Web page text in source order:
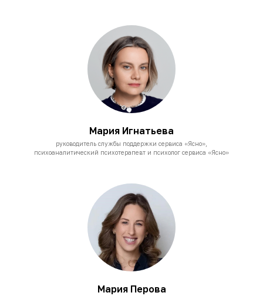
Мария Игнатьева
руководитель службы поддержки сервиса «Ясно»,
психоаналитический психотерапевт и психолог сервиса «Ясно»
Мария Перова